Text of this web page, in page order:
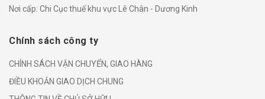
Nơi cấp: Chi Cục thuế khu vực Lê Chân - Dương Kinh
Chính sách công ty
CHÍNH SÁCH VẬN CHUYỂN, GIAO HÀNG
ĐIỀU KHOẢN GIAO DỊCH CHUNG